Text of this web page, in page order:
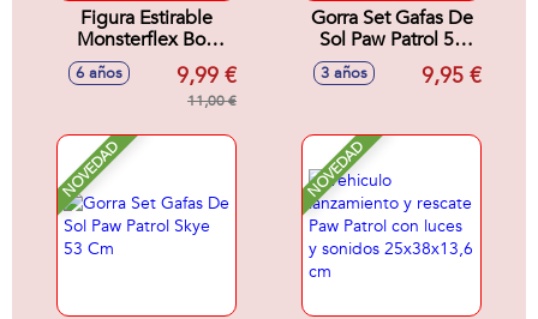
Figura Estirable
Monsterflex Bob
Esponja. - Modelos
surtidos
6 años 9,99 €
11,00 €
Gorra Set Gafas De
Sol Paw Patrol 53
3 años 9,95 €
NOVEDAD NOVEDAD